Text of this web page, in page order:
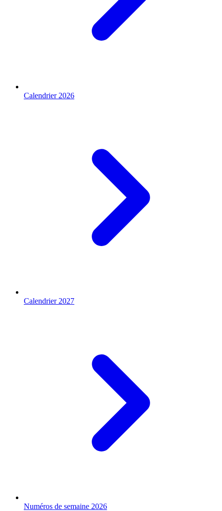
Calendrier 2026
Calendrier 2027
Numéros de semaine 2026